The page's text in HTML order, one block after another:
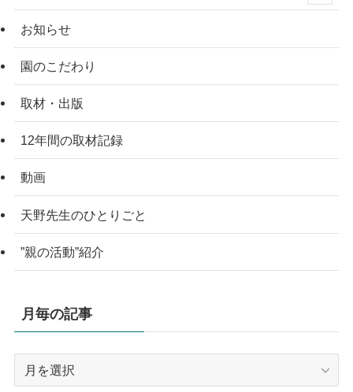
お知らせ
園のこだわり
取材・出版
12年間の取材記録
動画
天野先生のひとりごと
”親の活動”紹介
月毎の記事